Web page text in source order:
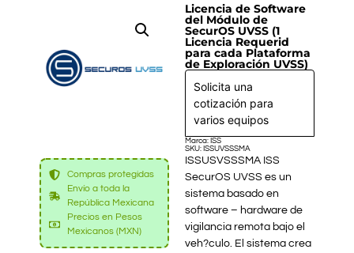
Compras protegidas
Envío a toda la
República Mexicana
Precios en Pesos
Mexicanos (MXN)
Licencia de Software
del Módulo de
SecurOS UVSS (1
Licencia Requerid
para cada Plataforma
de Exploración UVSS)
Solicita una
cotización para
varios equipos
Marca: ISS
SKU: ISSUVSSSMA
ISSUSVSSSMA ISS
SecurOS UVSS es un
sistema basado en
software – hardware de
vigilancia remota bajo el
veh?culo. El sistema crea